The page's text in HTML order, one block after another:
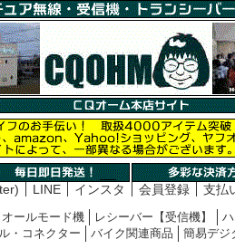
LINE インスタ 会員登録 支払
オールモード機 レシーバー【受信機】
・コネクター バイク関連商品 簡易デジ